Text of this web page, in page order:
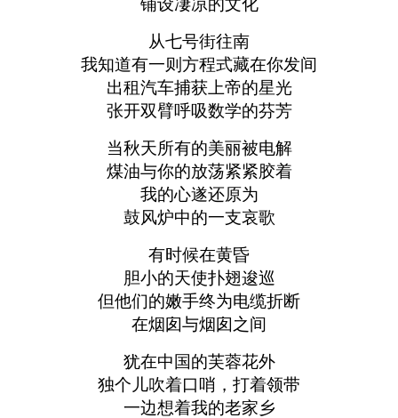
铺设凄凉的文化
从七号街往南
我知道有一则方程式藏在你发间
出租汽车捕获上帝的星光
张开双臂呼吸数学的芬芳
当秋天所有的美丽被电解
煤油与你的放荡紧紧胶着
我的心遂还原为
鼓风炉中的一支哀歌
有时候在黄昏
胆小的天使扑翅逡巡
但他们的嫩手终为电缆折断
在烟囱与烟囱之间
犹在中国的芙蓉花外
独个儿吹着口哨，打着领带
一边想着我的老家乡